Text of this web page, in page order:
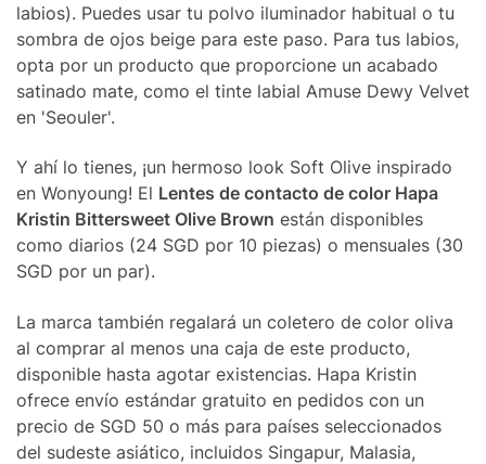
labios). Puedes usar tu polvo iluminador habitual o tu
sombra de ojos beige para este paso. Para tus labios,
opta por un producto que proporcione un acabado
satinado mate, como el tinte labial Amuse Dewy Velvet
en 'Seouler'.
Y ahí lo tienes, ¡un hermoso look Soft Olive inspirado
en Wonyoung! El Lentes de contacto de color Hapa
Kristin Bittersweet Olive Brown están disponibles
como diarios (24 SGD por 10 piezas) o mensuales (30
SGD por un par).
La marca también regalará un coletero de color oliva
al comprar al menos una caja de este producto,
disponible hasta agotar existencias. Hapa Kristin
ofrece envío estándar gratuito en pedidos con un
precio de SGD 50 o más para países seleccionados
del sudeste asiático, incluidos Singapur, Malasia,